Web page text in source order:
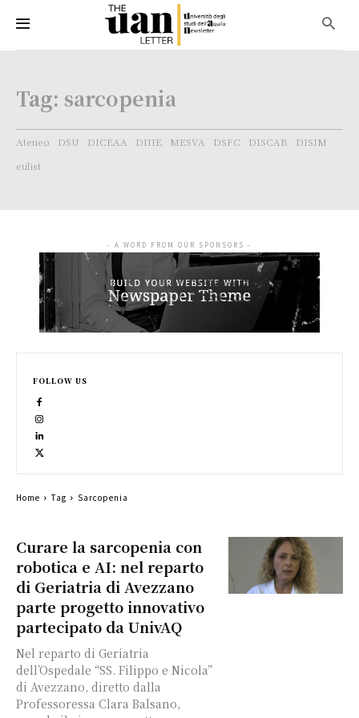
Tag: sarcopenia
Ateneo DSU DICEAA DIIIE MESVA DSFC DISCAB
DISIM
eulist
Curare la sarcopenia con
robotica e AI: nel reparto
di Geriatria di Avezzano
parte progetto innovativo
partecipato da UnivAQ
Nel reparto di Geriatria
dell’Ospedale “SS. Filippo e Nicola”
di Avezzano, diretto dalla
Professoressa Clara Balsano,
- A WORD FROM OUR SPONSORS -
FOLLOW US
Home Tag Sarcopenia